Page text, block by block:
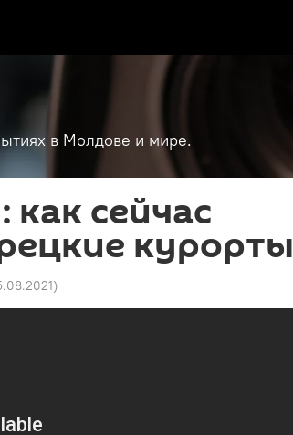
в Молдове и мире.
сейчас
курорты
)